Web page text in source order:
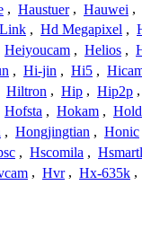
, Haustuer , Hauwei ,
, Hd Megapixel ,
Heiyoucam , Helios ,
, Hi-jin , Hi5 ,
Hiltron , Hip , Hip2p ,
Hofsta , Hokam ,
, Hongjingtian , Honic
, Hscomila ,
, Hvr , Hx-635k ,